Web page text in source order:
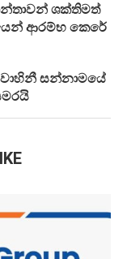
ශක්තිමත්
ආරම්භ කෙරේ
සන්නාමයේ